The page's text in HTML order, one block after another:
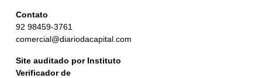
Contato
92 98459-3761
comercial@diariodacapital.com
Site auditado por Instituto
Verificador de